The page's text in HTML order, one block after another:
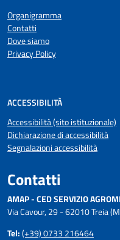
Organigramma
Contatti
Dove siamo
Privacy Policy
ACCESSIBILITÀ
Accessibilità (sito istituzionale)
Dichiarazione di accessibilità
Segnalazioni accessibilità
Contatti
AMAP - CED SERVIZIO
Via Cavour, 29 - 62010 Treia
Tel:(+39) 0733 216464